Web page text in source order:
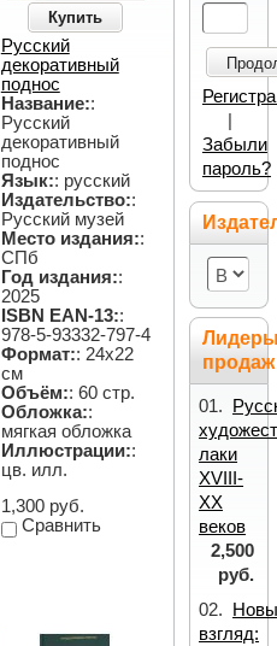
Купить
Русский
декоративный
поднос
Название::
Русский
декоративный
поднос
Язык:: русский
Издательство::
Русский музей
Место издания::
СПб
Год издания::
2025
ISBN EAN-13::
978-5-93332-797-4
Формат:: 24х22
см
Объём:: 60 стр.
Обложка::
мягкая обложка
Иллюстрации::
цв. илл.
1,300 руб.
Сравнить
|
Забыли
пароль?
продаж
01.
лаки
XVIII-
XX
веков
2,500
руб.
02.
взгляд: